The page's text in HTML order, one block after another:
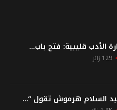
الأدب قليبية: فتح باب...
129 زائر
السلام هرموش تقول ”...